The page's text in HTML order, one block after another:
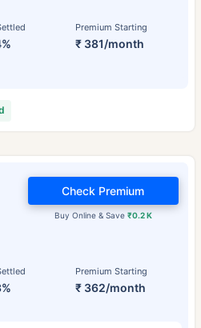
Premium Starting
₹ 381/month
Premium Starting
₹ 362/month
Buy Online & Save ₹0.2 K
Check Premium